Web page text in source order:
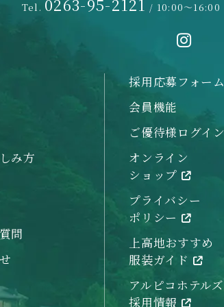
Tel. / 10:00～16:00
み方
問
採用応募フォーム
会員機能
ご優待様ログイン
オンライン
ショップ
プライバシー
ポリシー
上高地おすすめ
服装ガイド
アルピコホテルズ
採用情報